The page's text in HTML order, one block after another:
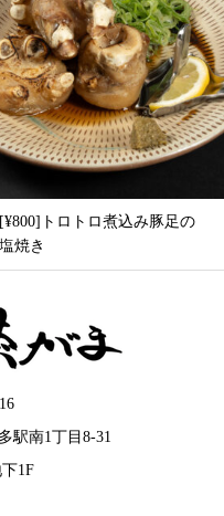
[¥800]トロトロ煮込み豚足の
塩焼き
駅南1丁目8-31
1F